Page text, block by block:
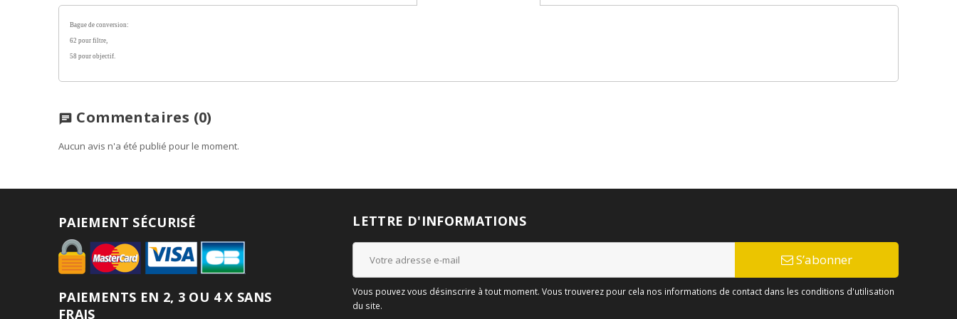
Bague de conversion:
62 pour filtre,
58 pour objectif.
chat Commentaires (0)
Aucun avis n'a été publié pour le moment.
PAIEMENT SÉCURISÉ
PAIEMENTS EN 2, 3 OU 4 X SANS
FRAIS
LETTRE D'INFORMATIONS
S’abonner
Vous pouvez vous désinscrire à tout moment. Vous trouverez pour cela nos informations de contact dans les conditions d'utilisation
du site.